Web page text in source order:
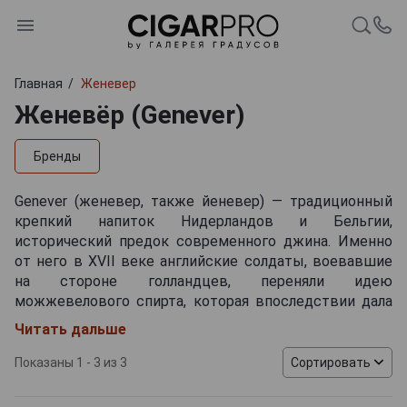
Главная Женевер
Женевёр (Genever)
Бренды
Genever (женевер, также йеневер) — традиционный
крепкий напиток Нидерландов и Бельгии,
исторический предок современного джина. Именно
от него в XVII веке английские солдаты, воевавшие
на стороне голландцев, переняли идею
можжевелового спирта, которая впоследствии дала
начало джину. Несмотря на родство, женевер
заметно отличается по вкусу: он более плотный,
солодовый и злаковый, по характеру ближе к
невыдержанному виски, чем к лёгкому сухому
Читать дальше
Показаны 1 - 3 из 3 Сортировать